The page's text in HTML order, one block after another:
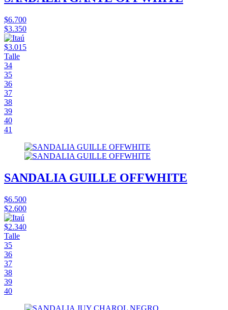
$6.700
$3.350
$3.015
Talle
34
35
36
37
38
39
40
41
SANDALIA GUILLE OFFWHITE
$6.500
$2.600
$2.340
Talle
35
36
37
38
39
40